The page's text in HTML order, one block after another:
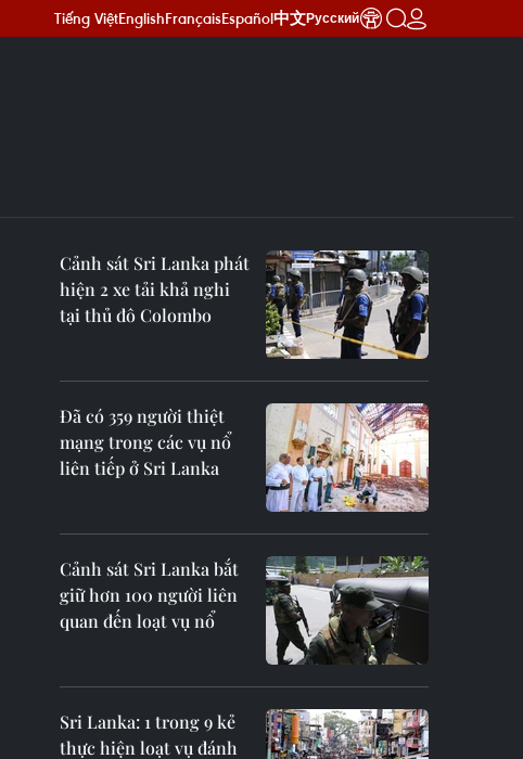
Tiếng ViệtEnglishFrançaisEspañol中文Русский
Cảnh sát Sri Lanka phát
hiện 2 xe tải khả nghi
tại thủ đô Colombo
Đã có 359 người thiệt
mạng trong các vụ nổ
liên tiếp ở Sri Lanka
Cảnh sát Sri Lanka bắt
giữ hơn 100 người liên
quan đến loạt vụ nổ
Sri Lanka: 1 trong 9 kẻ
thực hiện loạt vụ đánh